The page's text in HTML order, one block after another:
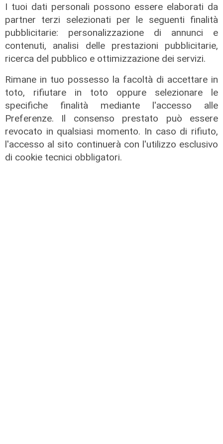
I tuoi dati personali possono essere elaborati da
partner terzi selezionati per le seguenti finalità
pubblicitarie: personalizzazione di annunci e
contenuti, analisi delle prestazioni pubblicitarie,
ricerca del pubblico e ottimizzazione dei servizi.
Rimane in tuo possesso la facoltà di accettare in
toto, rifiutare in toto oppure selezionare le
specifiche finalità mediante l'accesso alle
Preferenze. Il consenso prestato può essere
revocato in qualsiasi momento. In caso di rifiuto,
l'accesso al sito continuerà con l'utilizzo esclusivo
di cookie tecnici obbligatori.
avanzare la richiesta di processo nei confronti
dell’indagato.
Sarà il giudice Giorgio Morando
a decidere nei
prossimi mesi se accogliere la richiesta della
Procura e disporre il rinvio a giudizio dell’uomo,
aprendo così il procedimento penale sulla
vicenda.
Per restare sempre aggiornati
sulle principali
notizie sulla Liguria seguiteci sul canale
Telenord, su
Whatsapp, Instagram ,
su
Youtube e su Facebook